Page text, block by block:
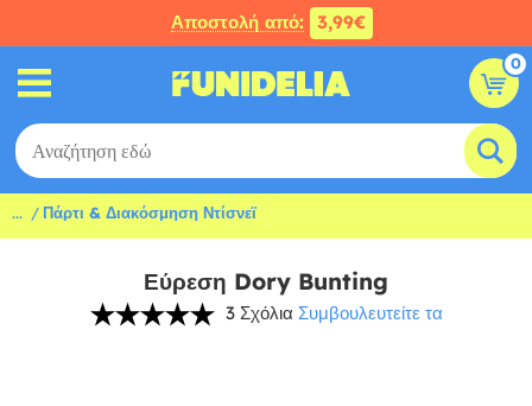
Αποστολή από: 3,99€
0
... Πάρτι & Διακόσμηση Ντίσνεϊ
Εύρεση Dory Bunting
3 Σχόλια Συμβουλευτείτε τα